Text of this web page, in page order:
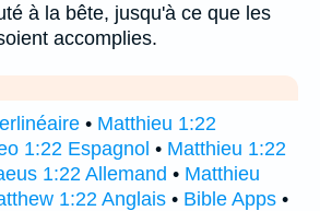
à la bête, jusqu'à ce que les
accomplies.
• Matthieu 1:22
1:22 Espagnol • Matthieu 1:22
1:22 Allemand • Matthieu
1:22 Anglais • Bible Apps •